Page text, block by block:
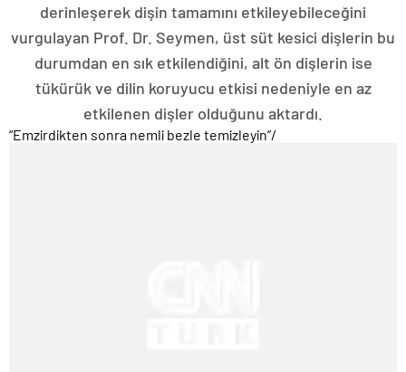
derinleşerek dişin tamamını etkileyebileceğini
vurgulayan Prof. Dr. Seymen, üst süt kesici dişlerin bu
durumdan en sık etkilendiğini, alt ön dişlerin ise
tükürük ve dilin koruyucu etkisi nedeniyle en az
etkilenen dişler olduğunu aktardı.
“Emzirdikten sonra nemli bezle temizleyin”/